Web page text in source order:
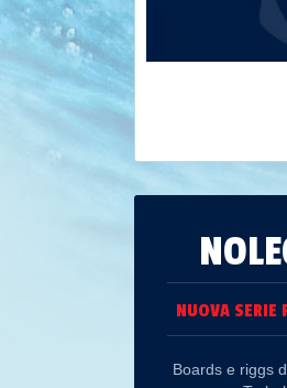
NUOVA SERIE
Boards e riggs